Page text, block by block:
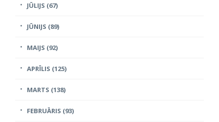
JŪLIJS (67)
JŪNIJS (89)
MAIJS (92)
APRĪLIS (125)
MARTS (138)
FEBRUĀRIS (93)